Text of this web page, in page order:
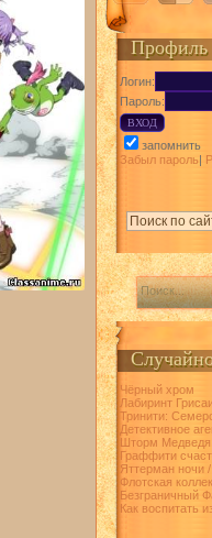
Профиль
Логин:
Пароль:
запомнить
Забыл пароль|
Чёрный хром
Лабиринт
Тринити:
Детективное
Шторм Медведя
Граффити
Яттерман ночи /
Флотская
Безграничный
Как воспитать